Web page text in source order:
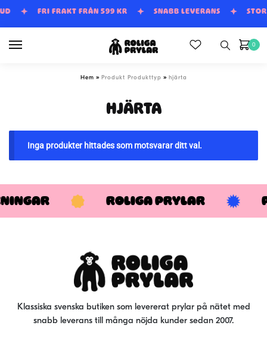
Skip
Skip
FRI FRAKT FRÅN 599 KR SNABB LEVERANS
0
Hem » Produkt Produkttyp » hjärta
HJÄRTA
Inga produkter hittades som motsvarar ditt val.
ROLIGA PRYLAR
Klassiska svenska butiken som levererat prylar på nätet med
snabb leverans till många nöjda kunder sedan 2007.